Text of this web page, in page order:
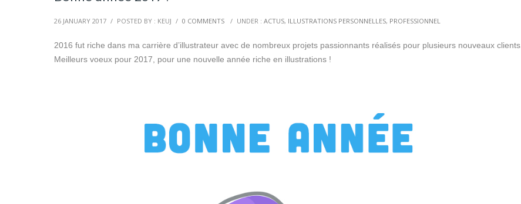
26 JANUARY 2017 / POSTED BY : KEUJ / 0 COMMENTS / UNDER : ACTUS, ILLUSTRATIONS PERSONNELLES, PROFESSIONNEL
2016 fut riche dans ma carrière d’illustrateur avec de nombreux projets passionnants réalisés pour plusieurs nouveaux clients.
Meilleurs voeux pour 2017, pour une nouvelle année riche en illustrations !